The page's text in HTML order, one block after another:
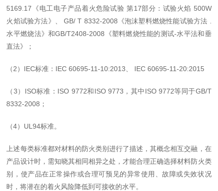
5169.17 《电工电子产品着火危险试验 第17部分：试验火焰 500W
火焰试验方法》
GB/ T 8332-2008 《泡沫塑料燃烧性能试验方法
水平燃烧法》和GB/T2408-2008 《塑料燃烧性能的测试-水平法和垂
直法》
；
（2） IEC标准： IEC 60695-11-10:2013 IEC 60695-11-20:2015
（3） ISO标准： ISO 9772和ISO 9773 ，其中 ISO 9772等同于GB/T
8332-2008 ；
（4） UL94标准。
上述每类标准都对材料的防火类别进行了描述，其概念相互交融，在
产品设计时，需知晓其相同相异之处，才能合理正确选择材料防火类
别，使产品在正常操作或合理可预见的异常使用、故障或失效状况
时，将潜在的着火风险降低到可接收的水平。